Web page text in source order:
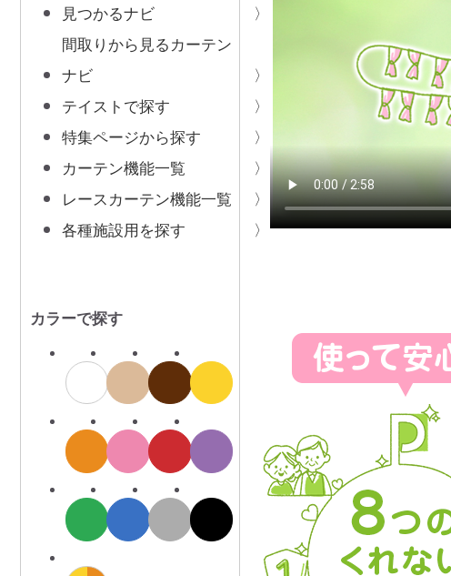
見つかるナビ
間取りから見るカーテン
ナビ
テイストで探す
特集ページから探す
カーテン機能一覧
レースカーテン機能一覧
各種施設用を探す
カラーで探す